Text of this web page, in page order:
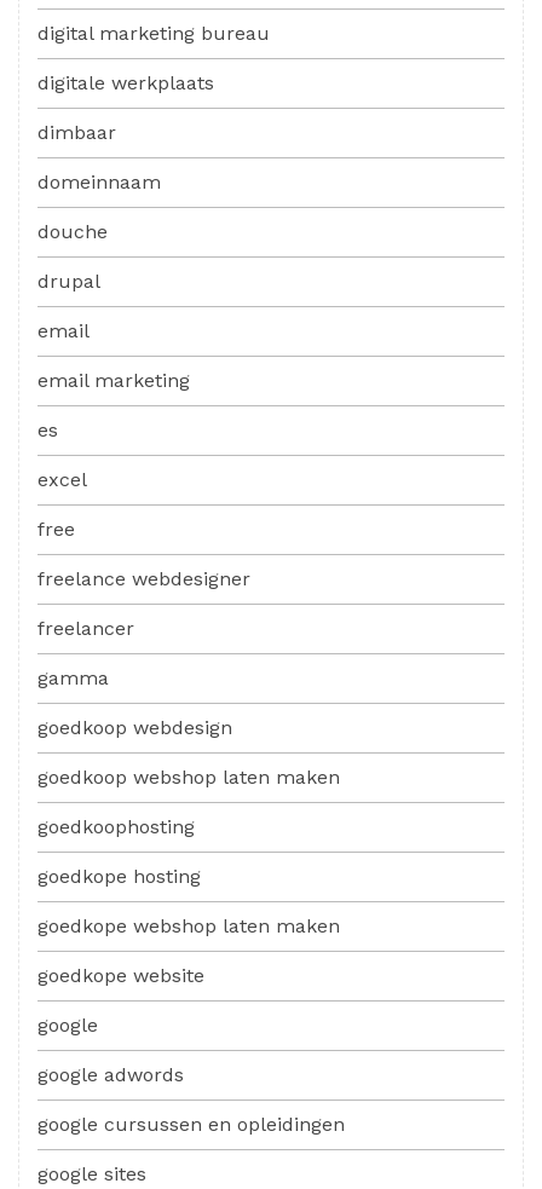
digital marketing bureau
digitale werkplaats
dimbaar
domeinnaam
douche
drupal
email
email marketing
es
excel
free
freelance webdesigner
freelancer
gamma
goedkoop webdesign
goedkoop webshop laten maken
goedkoophosting
goedkope hosting
goedkope webshop laten maken
goedkope website
google
google adwords
google cursussen en opleidingen
google sites